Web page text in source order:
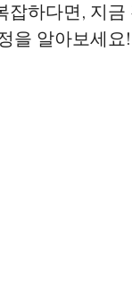
잡하다면, 지
을 알아보세요!